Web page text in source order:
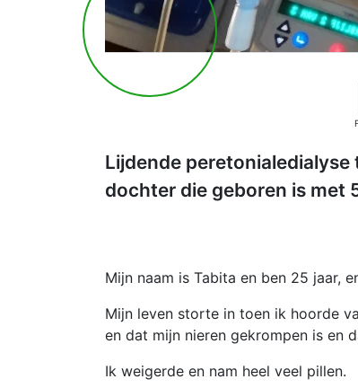
Lijdende peretonialedialyse
dochter die geboren is met
Mijn naam is Tabita en ben 25 jaar,
Mijn leven storte in toen ik hoorde
en dat mijn nieren gekrompen is en
Ik weigerde en nam heel veel pillen.